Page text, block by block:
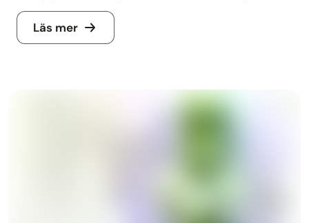
Läs mer